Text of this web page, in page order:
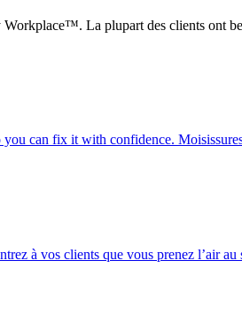
Workplace™. La plupart des clients ont
you can fix it with confidence.
à vos clients que vous prenez l’air